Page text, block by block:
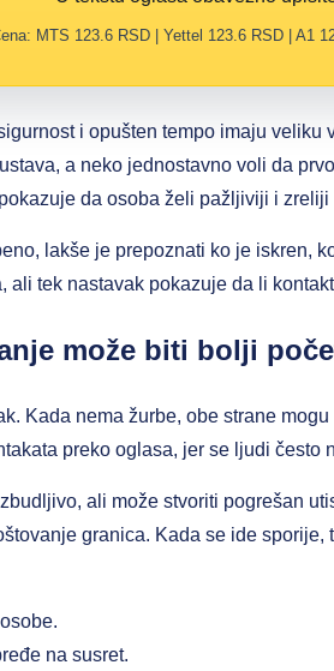
MTS 123.6 RSD | Yettel 123.6 RSD | A1
i opušten tempo imaju
a neko jednostavno voli da
da osoba želi pažljiviji i zreliji
lakše je prepoznati ko je iskren,
ali tek nastavak pokazuje da li
može biti bolji
Kada nema žurbe, obe strane
preko oglasa, jer se ljudi
ali može stvoriti pogrešan
granica. Kada se ide
na susret.